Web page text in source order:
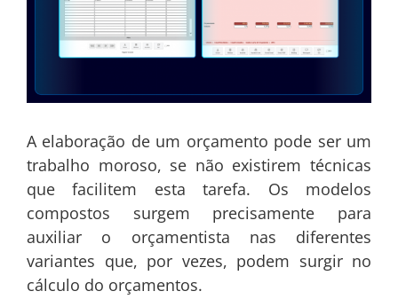
A elaboração de um orçamento pode ser um
trabalho moroso, se não existirem técnicas
que facilitem esta tarefa. Os modelos
compostos surgem precisamente para
auxiliar o orçamentista nas diferentes
variantes que, por vezes, podem surgir no
cálculo do orçamentos.